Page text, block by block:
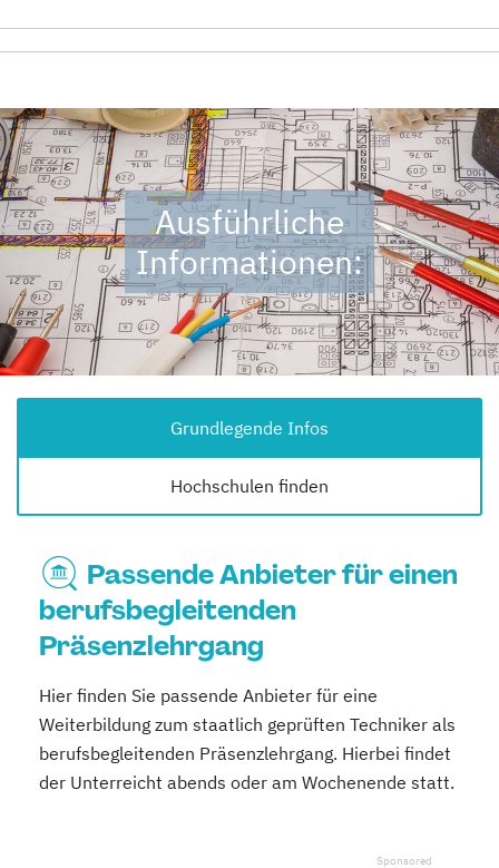
Ausführliche
Informationen:
Grundlegende Infos
Hochschulen finden
Passende Anbieter für einen
berufsbegleitenden
Präsenzlehrgang
Hier finden Sie passende Anbieter für eine
Weiterbildung zum staatlich geprüften Techniker als
berufsbegleitenden Präsenzlehrgang. Hierbei findet
der Unterreicht abends oder am Wochenende statt.